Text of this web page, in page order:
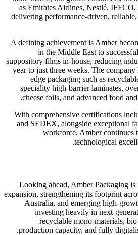
as Emirates Airlines, Nestlé, IFFCO,
delivering performance-driven,
A defining achievement is Amber
in the Middle East to
suppository films in-house, reducing
year to just three weeks. The
edge packaging such as
speciality high-barrier laminates,
cheese foils, and advanced food
With comprehensive certifications
and SEDEX, alongside exceptional
workforce, Amber continues
technological
Looking ahead, Amber Packaging is
expansion, strengthening its footprint
Australia, and emerging high-
investing heavily in next-
recyclable mono-materials,
production capacity, and fully